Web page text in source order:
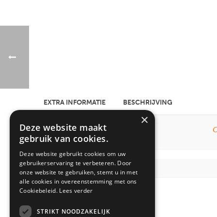
EXTRA INFORMATIE BESCHRIJVING
BESTELCODE
×
Deze website maakt
gebruik van cookies.
Deze website gebruikt cookies om uw
gebruikerservaring te verbeteren. Door
onze website te gebruiken, stemt u in met
alle cookies in overeenstemming met ons
Cookiebeleid. Lees verder
STRIKT NOODZAKELIJK